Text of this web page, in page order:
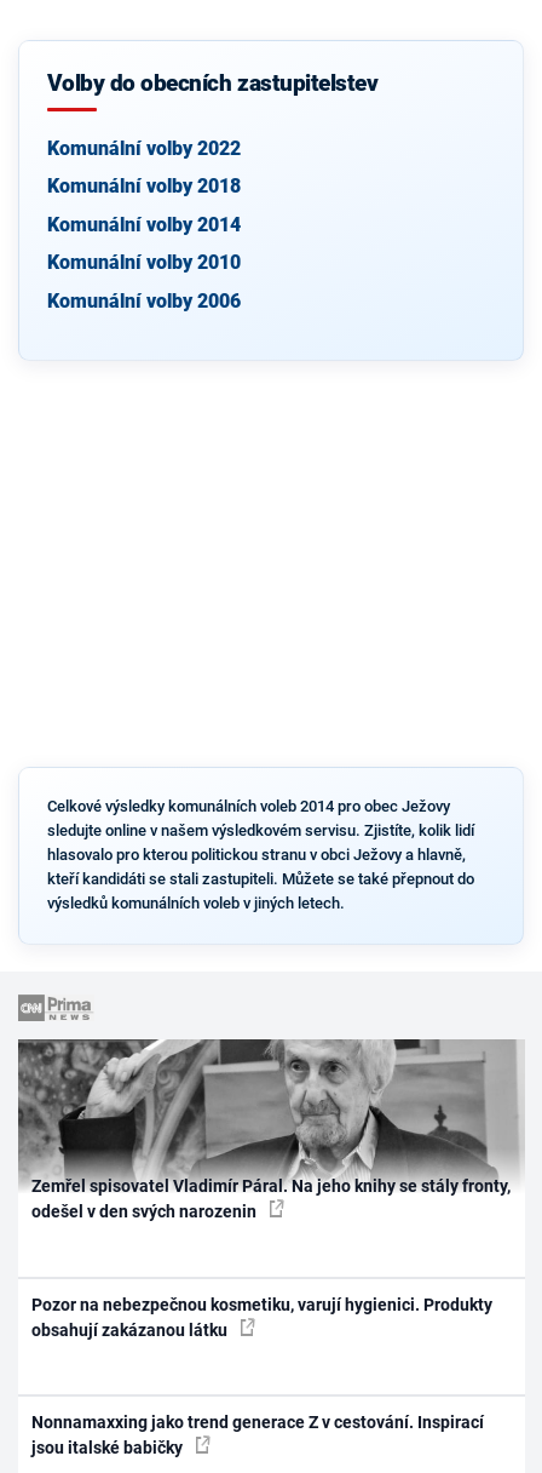
Volby do obecních zastupitelstev
Komunální volby 2022
Komunální volby 2018
Komunální volby 2014
Komunální volby 2010
Komunální volby 2006
Celkové výsledky komunálních voleb 2014 pro obec Ježovy
sledujte online v našem výsledkovém servisu. Zjistíte, kolik lidí
hlasovalo pro kterou politickou stranu v obci Ježovy a hlavně,
kteří kandidáti se stali zastupiteli. Můžete se také přepnout do
výsledků komunálních voleb v jiných letech.
Zemřel spisovatel Vladimír Páral. Na jeho knihy se stály fronty,
odešel v den svých narozenin
Pozor na nebezpečnou kosmetiku, varují hygienici. Produkty
obsahují zakázanou látku
Nonnamaxxing jako trend generace Z v cestování. Inspirací
jsou italské babičky